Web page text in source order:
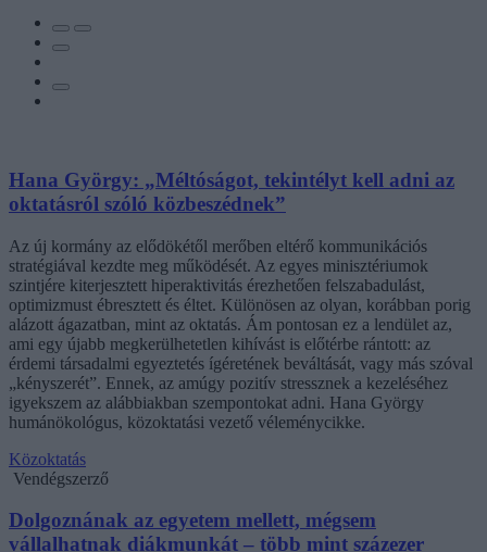
Hana György: „Méltóságot, tekintélyt kell adni az
oktatásról szóló közbeszédnek”
Az új kormány az elődökétől merőben eltérő kommunikációs
stratégiával kezdte meg működését. Az egyes minisztériumok
szintjére kiterjesztett hiperaktivitás érezhetően felszabadulást,
optimizmust ébresztett és éltet. Különösen az olyan, korábban porig
alázott ágazatban, mint az oktatás. Ám pontosan ez a lendület az,
ami egy újabb megkerülhetetlen kihívást is előtérbe rántott: az
érdemi társadalmi egyeztetés ígéretének beváltását, vagy más szóval
„kényszerét”. Ennek, az amúgy pozitív stressznek a kezeléséhez
igyekszem az alábbiakban szempontokat adni. Hana György
humánökológus, közoktatási vezető véleménycikke.
Közoktatás
Vendégszerző
Dolgoznának az egyetem mellett, mégsem
vállalhatnak diákmunkát – több mint százezer